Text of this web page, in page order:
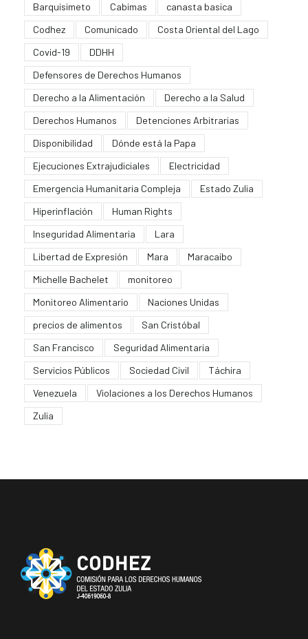
Barquisimeto
Cabimas
canasta basica
Codhez
Comunicado
Costa Oriental del Lago
Covid-19
DDHH
Defensores de Derechos Humanos
Derecho a la Alimentación
Derecho a la Salud
Derechos Humanos
Detenciones Arbitrarias
Disponibilidad
Dónde está la Papa
Ejecuciones Extrajudiciales
Electricidad
Emergencia Humanitaria Compleja
Estado Zulia
Hiperinflación
Human Rights
Inseguridad Alimentaria
Lara
Libertad de Expresión
Mara
Maracaibo
Michelle Bachelet
monitoreo
Monitoreo Alimentario
Naciones Unidas
precios de alimentos
San Cristóbal
San Francisco
Seguridad Alimentaria
Servicios Públicos
Sociedad Civil
Táchira
Venezuela
Violaciones a los Derechos Humanos
Zulia